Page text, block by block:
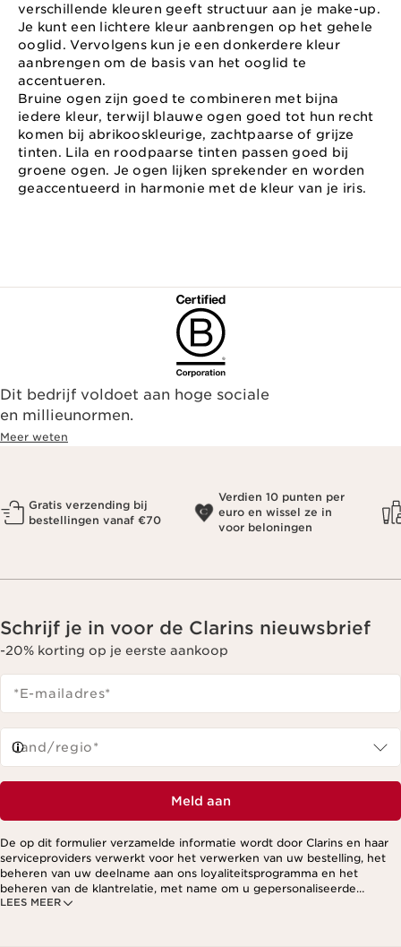
verschillende kleuren geeft structuur aan je make-up.
Je kunt een lichtere kleur aanbrengen op het gehele
ooglid. Vervolgens kun je een donkerdere kleur
aanbrengen om de basis van het ooglid te
accentueren.
Bruine ogen zijn goed te combineren met bijna
iedere kleur, terwijl blauwe ogen goed tot hun recht
komen bij abrikooskleurige, zachtpaarse of grijze
tinten. Lila en roodpaarse tinten passen goed bij
groene ogen. Je ogen lijken sprekender en worden
geaccentueerd in harmonie met de kleur van je iris.
Dit bedrijf voldoet aan hoge sociale
en millieunormen.
Meer weten
Gratis verzending bij
bestellingen vanaf €70
Verdien 10 punten per
euro en wissel ze in
voor beloningen
Schrijf je in voor de Clarins nieuwsbrief
-20% korting op je eerste aankoop
*E-mailadres*
Land/regio*
Meld aan
LEES MEER
De op dit formulier verzamelde informatie wordt door Clarins en haar
serviceproviders verwerkt voor het verwerken van uw bestelling, het
beheren van uw deelname aan ons loyaliteitsprogramma en het
beheren van de klantrelatie, met name om u gepersonaliseerde
aanbiedingen te kunnen sturen op basis van uw eerdere aankopen en